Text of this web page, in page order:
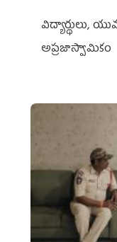
విద్యార్థులు,
అప్రజాస్వామికం